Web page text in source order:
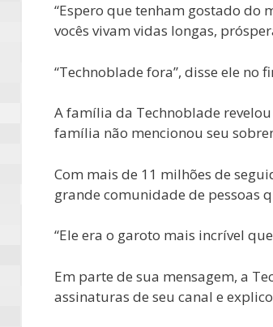
“Espero que tenham gostado do
vocês vivam vidas longas,
“Technoblade fora”, disse ele no
A família da Technoblade
família não mencionou seu
Com mais de 11 milhões de
grande comunidade de pessoas
“Ele era o garoto mais incrível
Em parte de sua mensagem, a
assinaturas de seu canal e